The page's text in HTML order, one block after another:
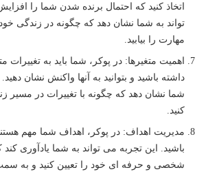
اتخاذ کنید که احتمال برنده شدن شما را
تواند به شما نشان دهد که چگونه در زندگی
مهارت را بیابید.
اهمیت متغیرها: در پوکر، شما باید به تغییرات
داشته باشید و بتوانید به آنها واکنش نشان
شما نشان دهد که چگونه با تغییرات در مسیر
کنید.
مدیریت اهداف: در پوکر، اهداف شما مهم هستند و
باشید. این تجربه می تواند به شما یادآوری
شخصی و حرفه ای خود را تعیین کنید و به سمت